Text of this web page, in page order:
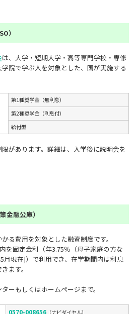
）
は、大学・短期大学・高等専門学校・専修
院で学ぶ人を対象とした、国が実施する
第1種奨学金（無利息）
第2種奨学金（利息付）
給付型
があります。詳細は、入学後に説明会を
金融公庫）
る費用を対象とした融資制度です。
を固定金利（年3.75％（母子家庭の方な
現在]）で利用でき、在学期間内は利息
ます。
ーもしくはホームページまで。
0570-008656 （ナビダイヤル）